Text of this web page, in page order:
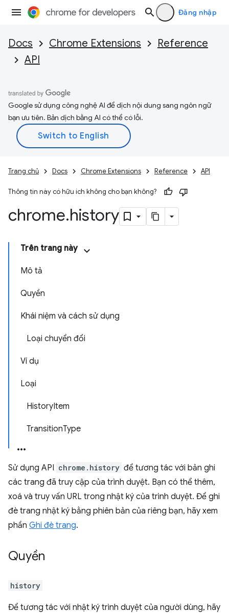
Đăng nhập
Docs Chrome Extensions
Reference
API
Google sử dụng công nghệ AI để dịch nội dung sang ngôn ngữ
bạn ưu tiên. Bản dịch bằng AI có thể có lỗi.
Trang chủ Docs Chrome Extensions Reference API
Thông tin này có hữu ích không cho bạn không?
chrome.history
Trên trang này
Mô tả
Quyền
Khái niệm và cách sử dụng
Loại chuyển đổi
Ví dụ
Loại
HistoryItem
TransitionType
Sử dụng API chrome.history để tương tác với bản ghi
các trang đã truy cập của trình duyệt. Bạn có thể thêm,
xoá và truy vấn URL trong nhật ký của trình duyệt. Để ghi
đè trang nhật ký bằng phiên bản của riêng bạn, hãy xem
phần Ghi đè trang.
Quyền
history
Để tương tác với nhật ký trình duyệt của người dùng, hãy